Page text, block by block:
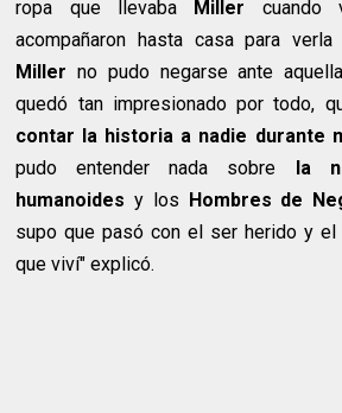
ropa que llevaba Miller
acompañaron hasta casa para
Miller no pudo negarse ante
quedó tan impresionado por todo,
contar la historia a nadie durante
pudo entender nada sobre la
humanoides y los Hombres de
supo que pasó con el ser herido y el
que viví" explicó.